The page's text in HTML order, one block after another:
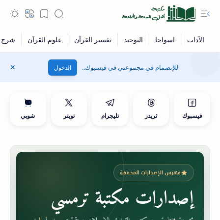
للإنضمام في مجموعتي في فيسبوك.. الدخول
فيسبوك ثريدز تليجرام تويتر شوبي
فهرس الإصدارات المحققة
إصدارات مكتبة ترمسي